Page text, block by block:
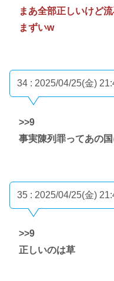
まあ全部正しいけど
まずいw
34 : 2025/04/25(金)
>>9
事実陳列罪ってあの
35 : 2025/04/25(金)
>>9
正しいのは草